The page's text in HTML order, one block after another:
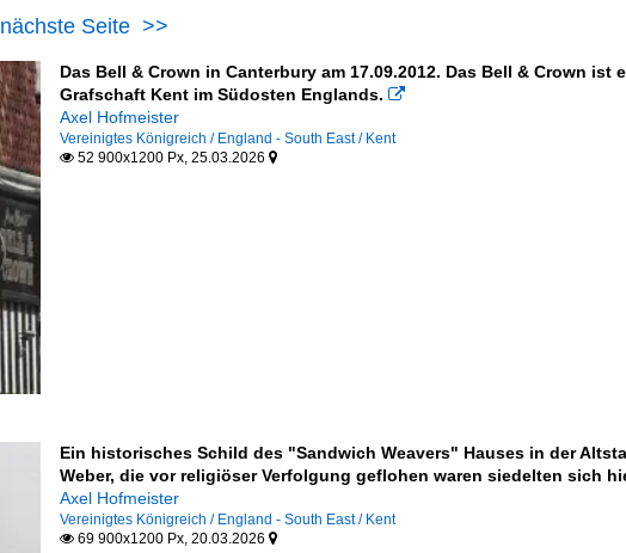
nächste Seite >>
Das Bell & Crown in Canterbury am 17.09.2012. Das Bell & Crown
Grafschaft Kent im Südosten Englands. 
Axel Hofmeister
Vereinigtes Königreich / England - South East / Kent
52 900x1200 Px, 25.03.2026 
Ein historisches Schild des "Sandwich Weavers" Hauses in der
Weber, die vor religiöser Verfolgung geflohen waren siedelten sich
Axel Hofmeister
Vereinigtes Königreich / England - South East / Kent
69 900x1200 Px, 20.03.2026 